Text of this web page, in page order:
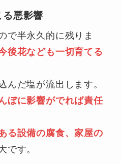
悪影響
で半永久的に残りま
後花なども一切育てる
んだ塩が流出します。
ぼに影響がでれば責任
る設備の腐食、家屋の
です。